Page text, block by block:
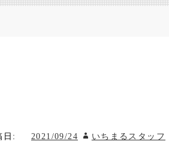
日: 2021/09/24 いちまるスタッフ